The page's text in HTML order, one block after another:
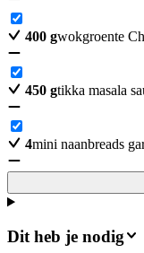
400 gwokgroente
450 gtikka masala
4mini naanbreads
Dit heb je nodig